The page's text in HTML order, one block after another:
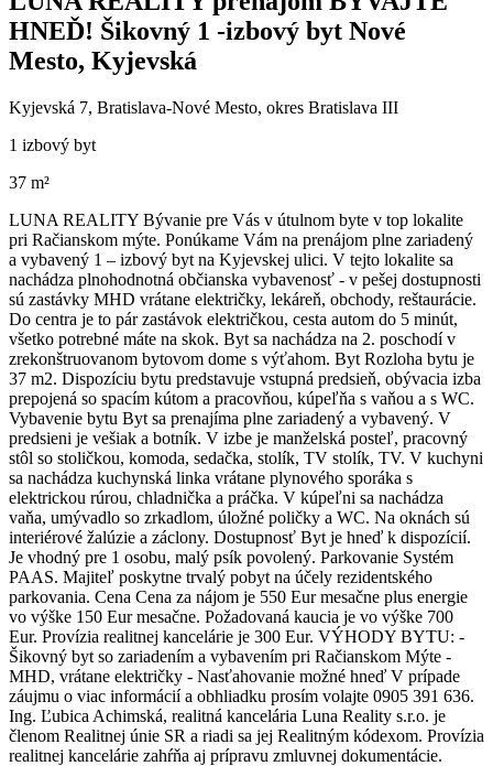
HNEĎ! Šikovný 1 -izbový byt Nové
Mesto, Kyjevská
Kyjevská 7, Bratislava-Nové Mesto, okres Bratislava III
1 izbový byt
37 m²
LUNA REALITY Bývanie pre Vás v útulnom byte v top lokalite
pri Račianskom mýte. Ponúkame Vám na prenájom plne zariadený
a vybavený 1 – izbový byt na Kyjevskej ulici. V tejto lokalite sa
nachádza plnohodnotná občianska vybavenosť - v pešej dostupnosti
sú zastávky MHD vrátane električky, lekáreň, obchody, reštaurácie.
Do centra je to pár zastávok električkou, cesta autom do 5 minút,
všetko potrebné máte na skok. Byt sa nachádza na 2. poschodí v
zrekonštruovanom bytovom dome s výťahom. Byt Rozloha bytu je
37 m2. Dispozíciu bytu predstavuje vstupná predsieň, obývacia izba
prepojená so spacím kútom a pracovňou, kúpeľňa s vaňou a s WC.
Vybavenie bytu Byt sa prenajíma plne zariadený a vybavený. V
predsieni je vešiak a botník. V izbe je manželská posteľ, pracovný
stôl so stoličkou, komoda, sedačka, stolík, TV stolík, TV. V kuchyni
sa nachádza kuchynská linka vrátane plynového sporáka s
elektrickou rúrou, chladnička a práčka. V kúpeľni sa nachádza
vaňa, umývadlo so zrkadlom, úložné poličky a WC. Na oknách sú
interiérové žalúzie a záclony. Dostupnosť Byt je hneď k dispozícií.
Je vhodný pre 1 osobu, malý psík povolený. Parkovanie Systém
PAAS. Majiteľ poskytne trvalý pobyt na účely rezidentského
parkovania. Cena Cena za nájom je 550 Eur mesačne plus energie
vo výške 150 Eur mesačne. Požadovaná kaucia je vo výške 700
Eur. Provízia realitnej kancelárie je 300 Eur. VÝHODY BYTU: -
Šikovný byt so zariadením a vybavením pri Račianskom Mýte -
MHD, vrátane električky - Nasťahovanie možné hneď V prípade
záujmu o viac informácií a obhliadku prosím volajte 0905 391 636.
Ing. Ľubica Achimská, realitná kancelária Luna Reality s.r.o. je
členom Realitnej únie SR a riadi sa jej Realitným kódexom. Provízia
realitnej kancelárie zahŕňa aj prípravu zmluvnej dokumentácie.